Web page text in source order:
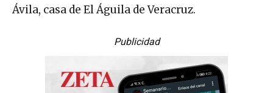
Ávila, casa de El Águila de Veracruz.
Publicidad